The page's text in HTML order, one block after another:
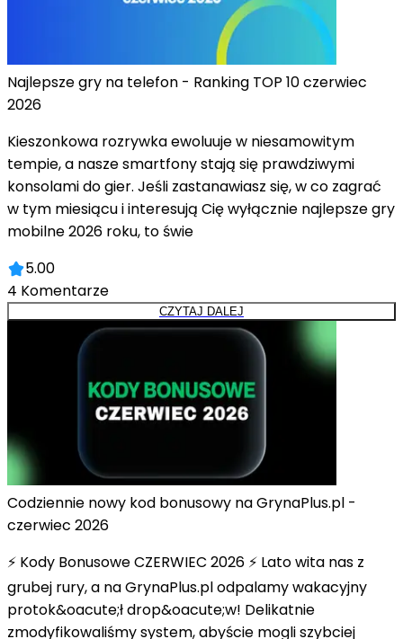
Najlepsze gry na telefon - Ranking TOP 10 czerwiec
2026
Kieszonkowa rozrywka ewoluuje w niesamowitym
tempie, a nasze smartfony stają się prawdziwymi
konsolami do gier. Jeśli zastanawiasz się, w co zagrać
w tym miesiącu i interesują Cię wyłącznie najlepsze gry
mobilne 2026 roku, to świe
5.00
4 Komentarze
CZYTAJ DALEJ
Codziennie nowy kod bonusowy na GrynaPlus.pl -
czerwiec 2026
⚡ Kody Bonusowe CZERWIEC 2026 ⚡ Lato wita nas z
grubej rury, a na GrynaPlus.pl odpalamy wakacyjny
protok&oacute;ł drop&oacute;w! Delikatnie
zmodyfikowaliśmy system, abyście mogli szybciej